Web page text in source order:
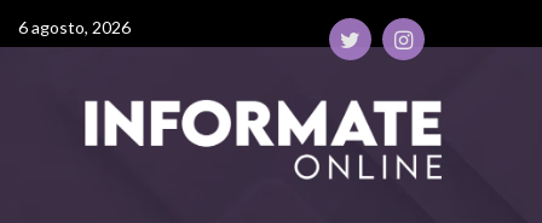
6 agosto, 2026